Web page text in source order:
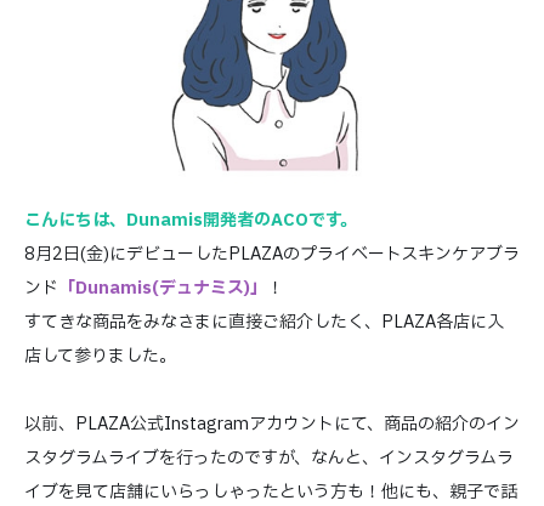
こんにちは、Dunamis開発者のACOです。
8月2日(金)にデビューしたPLAZAのプライベートスキンケアブラ
ンド 「Dunamis(デュナミス)」
！
すてきな商品をみなさまに直接ご紹介したく、PLAZA各店に入
店して参りました。
以前、PLAZA公式Instagramアカウントにて、商品の紹介のイン
スタグラムライブを行ったのですが、なんと、インスタグラムラ
イブを見て店舗にいらっしゃったという方も！他にも、親子で話